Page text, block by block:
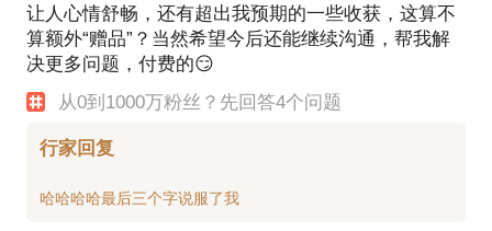
让人心情舒畅，还有超出我预期的一些收获，这算不
算额外“赠品”？当然希望今后还能继续沟通，帮我解
决更多问题，付费的😏
从0到1000万粉丝？先回答4个问题
行家回复